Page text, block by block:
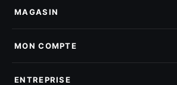
MAGASIN
Nos marques
Pads de polissage
Pièces détachées
MON COMPTE
Mes tickets SAV
ENTREPRISE